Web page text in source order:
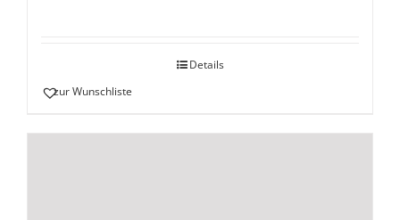
Details
zur Wunschliste